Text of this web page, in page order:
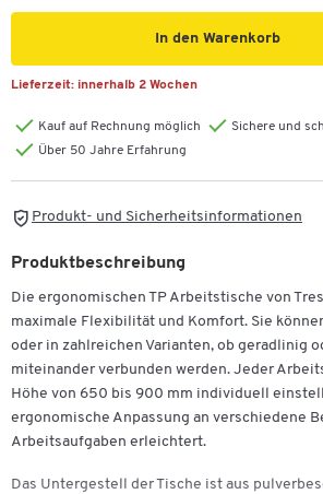
In den Warenkorb
Lieferzeit: innerhalb 2 Wochen
Kauf auf Rechnung möglich
Sichere und
Über 50 Jahre Erfahrung
Produkt- und Sicherheitsinformationen
Produktbeschreibung
Die ergonomischen TP Arbeitstische von
maximale Flexibilität und Komfort. Sie
oder in zahlreichen Varianten, ob geradlinig
miteinander verbunden werden. Jeder
Höhe von 650 bis 900 mm individuell
ergonomische Anpassung an verschiedene
Arbeitsaufgaben erleichtert.
Das Untergestell der Tische ist aus